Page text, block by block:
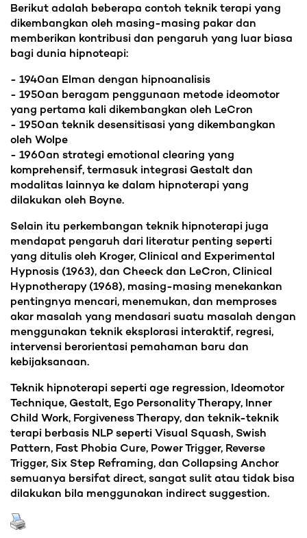
Berikut adalah beberapa contoh teknik terapi yang
dikembangkan oleh masing-masing pakar dan
memberikan kontribusi dan pengaruh yang luar biasa
bagi dunia hipnoteapi:
- 1940an Elman dengan hipnoanalisis
- 1950an beragam penggunaan metode ideomotor
yang pertama kali dikembangkan oleh LeCron
- 1950an teknik desensitisasi yang dikembangkan
oleh Wolpe
- 1960an strategi emotional clearing yang
komprehensif, termasuk integrasi Gestalt dan
modalitas lainnya ke dalam hipnoterapi yang
dilakukan oleh Boyne.
Selain itu perkembangan teknik hipnoterapi juga
mendapat pengaruh dari literatur penting seperti
yang ditulis oleh Kroger, Clinical and Experimental
Hypnosis (1963), dan Cheeck dan LeCron, Clinical
Hypnotherapy (1968), masing-masing menekankan
pentingnya mencari, menemukan, dan memproses
akar masalah yang mendasari suatu masalah dengan
menggunakan teknik eksplorasi interaktif, regresi,
intervensi berorientasi pemahaman baru dan
kebijaksanaan.
Teknik hipnoterapi seperti age regression, Ideomotor
Technique, Gestalt, Ego Personality Therapy, Inner
Child Work, Forgiveness Therapy, dan teknik-teknik
terapi berbasis NLP seperti Visual Squash, Swish
Pattern, Fast Phobia Cure, Power Trigger, Reverse
Trigger, Six Step Reframing, dan Collapsing Anchor
semuanya bersifat direct, sangat sulit atau tidak bisa
dilakukan bila menggunakan indirect suggestion.